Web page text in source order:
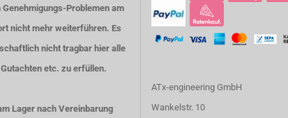
Problemen am
nicht mehr weiterführen. Es
nicht tragbar hier alle
etc. zu erfüllen.
Lager nach Vereinbarung
ATx-engineering GmbH
Wankelstr. 10